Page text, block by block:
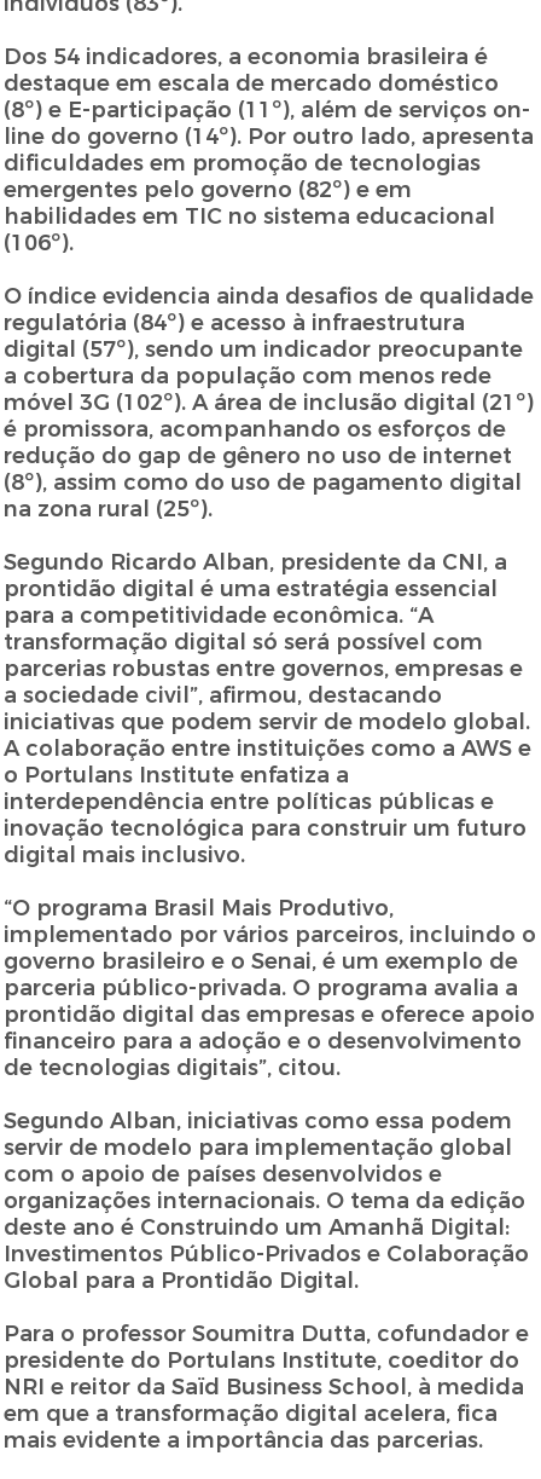
Dos 54 indicadores, a economia brasileira é
destaque em escala de mercado doméstico
(8º) e E-participação (11º), além de serviços on-
line do governo (14º). Por outro lado, apresenta
dificuldades em promoção de tecnologias
emergentes pelo governo (82º) e em
habilidades em TIC no sistema educacional
(106º).
O índice evidencia ainda desafios de qualidade
regulatória (84º) e acesso à infraestrutura
digital (57º), sendo um indicador preocupante
a cobertura da população com menos rede
móvel 3G (102º). A área de inclusão digital (21º)
é promissora, acompanhando os esforços de
redução do gap de gênero no uso de internet
(8º), assim como do uso de pagamento digital
na zona rural (25º).
Segundo Ricardo Alban, presidente da CNI, a
prontidão digital é uma estratégia essencial
para a competitividade econômica. “A
transformação digital só será possível com
parcerias robustas entre governos, empresas e
a sociedade civil”, afirmou, destacando
iniciativas que podem servir de modelo global.
A colaboração entre instituições como a AWS e
o Portulans Institute enfatiza a
interdependência entre políticas públicas e
inovação tecnológica para construir um futuro
digital mais inclusivo.
“O programa Brasil Mais Produtivo,
implementado por vários parceiros, incluindo o
governo brasileiro e o Senai, é um exemplo de
parceria público-privada. O programa avalia a
prontidão digital das empresas e oferece apoio
financeiro para a adoção e o desenvolvimento
de tecnologias digitais”, citou.
Segundo Alban, iniciativas como essa podem
servir de modelo para implementação global
com o apoio de países desenvolvidos e
organizações internacionais. O tema da edição
deste ano é Construindo um Amanhã Digital:
Investimentos Público-Privados e Colaboração
Global para a Prontidão Digital.
Para o professor Soumitra Dutta, cofundador e
presidente do Portulans Institute, coeditor do
NRI e reitor da Saïd Business School, à medida
em que a transformação digital acelera, fica
mais evidente a importância das parcerias.